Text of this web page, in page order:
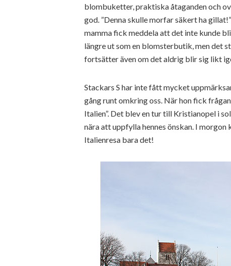
blombuketter, praktiska åtaganden och
god. ”Denna skulle morfar säkert ha
mamma fick meddela att det inte kunde
längre ut som en blomsterbutik, men det
fortsätter även om det aldrig blir sig likt
Stackars S har inte fått mycket
gång runt omkring oss. När hon fick
Italien”. Det blev en tur till Kristianopel i
nära att uppfylla hennes önskan. I morgon
Italienresa bara det!